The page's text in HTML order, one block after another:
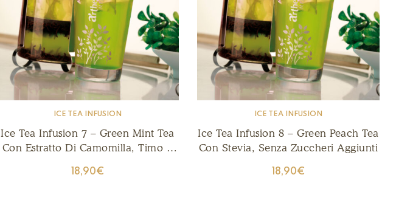
ICE TEA INFUSION
Ice Tea Infusion 7 – Green Mint Tea
Con Estratto Di Camomilla, Timo E
18,90€
ICE TEA INFUSION
Ice Tea Infusion 8 – Green Peach Tea
Con Stevia, Senza Zuccheri Aggiunti
18,90€